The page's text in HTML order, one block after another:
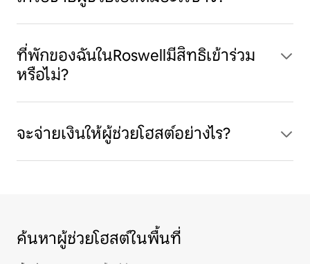
ที่พักของฉันในRoswellมีสิทธิเข้าร่วม
หรือไม่?
จะจ่ายเงินให้ผู้ช่วยโฮสต์อย่างไร?
ค้นหาผู้ช่วยโฮสต์ในพื้นที่